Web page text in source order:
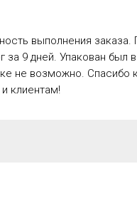
выполнения
за 9 дней. Упакован был
не возможно. Спасибо
клиентам!